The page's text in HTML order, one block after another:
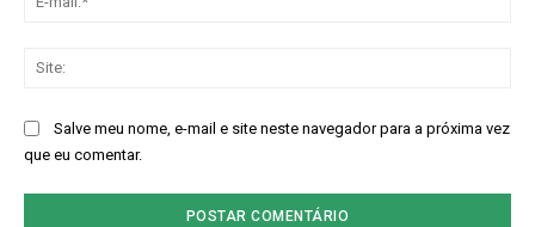
Salve meu nome, e-mail e site neste navegador para a próxima vez
que eu comentar.